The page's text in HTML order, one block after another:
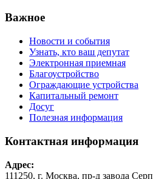
Важное
Новости и события
Узнать, кто ваш депутат
Электронная приемная
Благоустройство
Ограждающие устройства
Капитальный ремонт
Досуг
Полезная информация
Контактная информация
Адрес:
111250, г. Москва, пр-д завода